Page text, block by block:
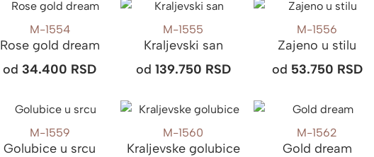
M-1554
Rose gold dream
od 34.400 RSD
M-1555
Kraljevski san
od 139.750 RSD
M-1556
Zajeno u stilu
od 53.750 RSD
M-1559
Golubice u srcu
M-1560
Kraljevske golubice
M-1562
Gold dream